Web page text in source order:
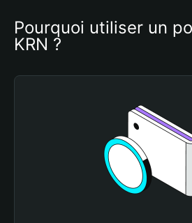
Pourquoi utiliser un
KRN ?